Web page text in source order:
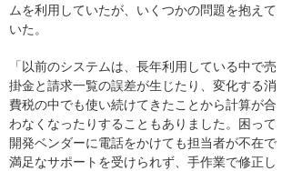
ムを利用していたが、いくつかの問題を抱えて
いた。
「以前のシステムは、長年利用している中で売
掛金と請求一覧の誤差が生じたり、変化する消
費税の中でも使い続けてきたことから計算が合
わなくなったりすることもありました。困って
開発ベンダーに電話をかけても担当者が不在で
満足なサポートを受けられず、手作業で修正し